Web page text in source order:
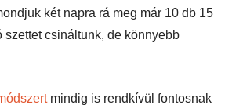
két napra rá meg már 10 db 15
szettet csináltunk, de könnyebb
mindig is rendkívül fontosnak